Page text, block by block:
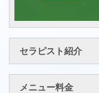
セラピスト紹介
メニュー料金